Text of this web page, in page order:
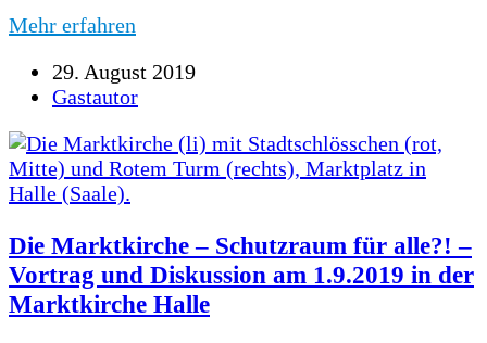
Mehr erfahren
29. August 2019
Gastautor
Die Marktkirche – Schutzraum für alle?! –
Vortrag und Diskussion am 1.9.2019 in der
Marktkirche Halle